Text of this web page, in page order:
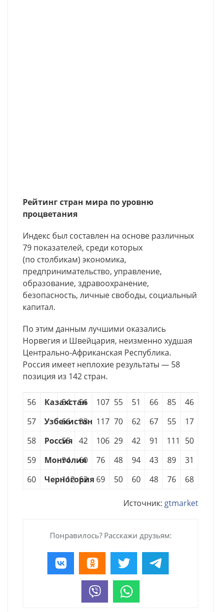
Рейтинг стран мира по уровню
процветания
Индекс был составлен на основе различных
79 показателей, среди которых
(по столбикам) экономика,
предпринимательство, управление,
образование, здравоохранение,
безопасность, личные свободы, социальный
капитал.
По этим данным лучшими оказались
Норвегия и Швейцария, неизменно худшая
Центрально-Африканская Республика.
Россия имеет неплохие результаты — 58
позиция из 142 стран.
56 Казахстан
54 56 107 55 51 66 85
46
57
Узбекистан
66 93 117 70 62 67 55
17
58
Россия
55 42 106 29 42 91 111
50
59
Монголия
94 60 76 48 94 43 89
31
60
Черногория
112 62 69 50 60 48 76 68
Источник: gtmarket
Понравилось? Расскажи друзьям: